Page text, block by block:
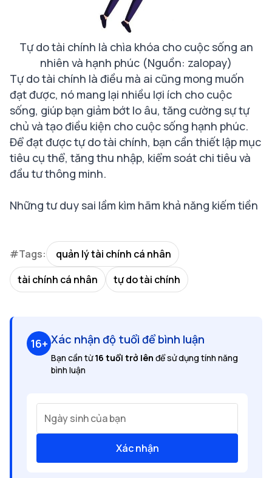
Tự do tài chính là chìa khóa cho cuộc sống an
nhiên và hạnh phúc (Nguồn: zalopay)
Tự do tài chính là điều mà ai cũng mong muốn
đạt được, nó mang lại nhiều lợi ích cho cuộc
sống, giúp bạn giảm bớt lo âu, tăng cường sự tự
chủ và tạo điều kiện cho cuộc sống hạnh phúc.
Để đạt được tự do tài chính, bạn cần thiết lập mục
tiêu cụ thể, tăng thu nhập, kiểm soát chi tiêu và
đầu tư thông minh.
Những tư duy sai lầm kìm hãm khả năng kiếm tiền
#Tags:
quản lý tài chính cá nhân
tài chính cá nhân
tự do tài chính
16+ Xác nhận độ tuổi để bình luận
Bạn cần từ16 tuổi trở lên để sử dụng tính năng
bình luận
Ngày sinh của bạn
Xác nhận